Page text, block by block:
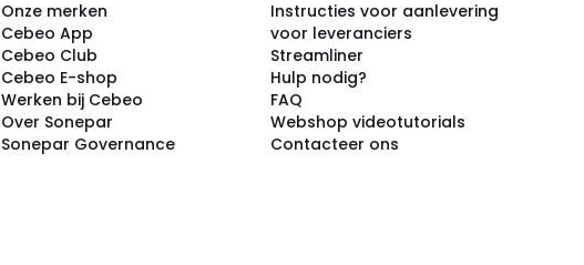
Onze merken
Cebeo App
Cebeo Club
Cebeo E-shop
Werken bij Cebeo
Over Sonepar
Sonepar Governance
Instructies voor aanlevering
voor leveranciers
Streamliner
Hulp nodig?
FAQ
Webshop videotutorials
Contacteer ons